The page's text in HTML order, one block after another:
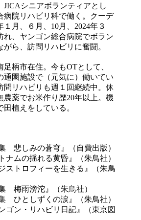
JICAシニアボランティアとし
病院リハビリ科で働く。クーデ
１月、６月、10月、2024年３
れ、ヤンゴン総合病院でボラン
ら、訪問リハビリに奮闘。
柄市在住。今もOTとして、
通園施設で（元気に）働いてい
問リハビリも週１回継続中。休
農薬でお米作り歴20年以上。機
植えをしている。
悲しみの蒼穹』（自費出版）
ムの揺れる黄昏』（朱鳥社）
ストロフィーを生きる』（朱鳥
梅雨滂沱』（朱鳥社）
ひとしずくの涙』（朱鳥社）
ゴン・リハビリ日記』（東京図